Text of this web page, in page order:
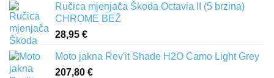
Ručica mjenjača Škoda Octavia II (5 brzina)
CHROME BEŽ
28,95 €
Moto jakna Rev'it Shade H2O Camo Light Grey
207,80 €